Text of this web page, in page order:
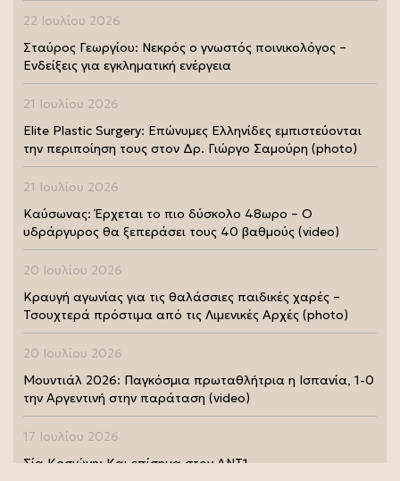
22 Ιουλίου 2026
Σταύρος Γεωργίου: Νεκρός ο γνωστός ποινικολόγος –
Ενδείξεις για εγκληματική ενέργεια
21 Ιουλίου 2026
Elite Plastic Surgery: Επώνυμες Ελληνίδες εμπιστεύονται
την περιποίηση τους στον Δρ. Γιώργο Σαμούρη (photo)
21 Ιουλίου 2026
Καύσωνας: Έρχεται το πιο δύσκολο 48ωρο – Ο
υδράργυρος θα ξεπεράσει τους 40 βαθμούς (video)
20 Ιουλίου 2026
Κραυγή αγωνίας για τις θαλάσσιες παιδικές χαρές –
Τσουχτερά πρόστιμα από τις Λιμενικές Αρχές (photo)
20 Ιουλίου 2026
Μουντιάλ 2026: Παγκόσμια πρωταθλήτρια η Ισπανία, 1-0
την Αργεντινή στην παράταση (video)
17 Ιουλίου 2026
Σία Κοσιώνη: Και επίσημα στον ΑΝΤ1